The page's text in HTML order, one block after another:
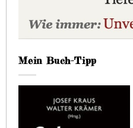
Mein Buch-Tipp